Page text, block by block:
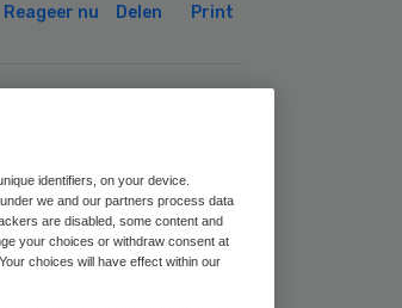
Reageer nu Delen Print
stopt
identifiers, on your device.
we and our partners process data
are disabled, some content and
your choices or withdraw consent at
choices will have effect within our